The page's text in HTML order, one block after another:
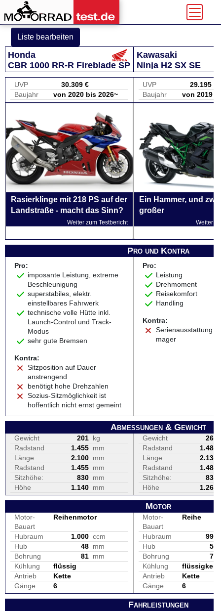
Liste bearbeiten
Honda
CBR 1000 RR-R Fireblade SP
Kawasaki
Ninja H2 SX SE
UVP
30.309 €
Baujahr
von 2020 bis 2026~
UVP
29.195 €
Baujahr
von 2019
Rasierklinge mit 218 PS auf der
Landstraße - macht das Sinn?
Weiter zum Testbericht
Ein Hammer, und
großer
Weiter
Pro und Kontra
Pro:
imposante Leistung, extreme
Beschleunigung
superstabiles, elektr.
einstellbares Fahrwerk
technische volle Hütte inkl.
Launch-Control und Track-
Modus
sehr gute Bremsen
Kontra:
Sitzposition auf Dauer
anstrengend
benötigt hohe Drehzahlen
Sozius-Sitzmöglichkeit ist
hoffentlich nicht ernst gemeint
Pro:
Leistung
Drehmoment
Reisekomfort
Handling
Kontra:
Serienausstattung
mager
Abmessungen & Gewicht
Gewicht 201 kg
Radstand
1.455 mm
Länge
2.100 mm
Radstand
1.455 mm
Sitzhöhe:
830 mm
Höhe
1.140 mm
Gewicht
262
Radstand
1.480
Länge
2.135
Radstand
1.480
Sitzhöhe:
835
Höhe
1.260
Motor
Motor-
Bauart
Reihenmotor
Hubraum 1.000 ccm
Hub
48 mm
Bohrung
81 mm
Kühlung
flüssig
Antrieb
Kette
Gänge
6
Motor-
Bauart
Reihe
Hubraum
998
Hub
55
Bohrung
76
Kühlung
Antrieb
Kette
Gänge
6
Fahrleistungen